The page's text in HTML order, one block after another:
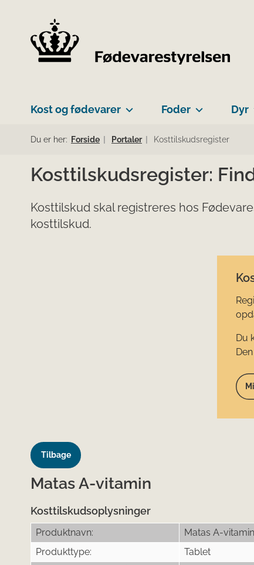
Kost og fødevarer Foder Dyr
Du er her: Forside Portaler Kosttilskudsregister
Kosttilskudsregister:
Kosttilskud skal registreres hos
kosttilskud.
Du
Tilbage
Matas A-vitamin
Kosttilskudsoplysninger
Produktnavn: Matas A-vitamin
Produkttype:
Tablet